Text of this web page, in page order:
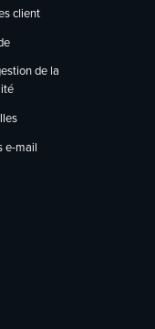
client
de la
e-mail